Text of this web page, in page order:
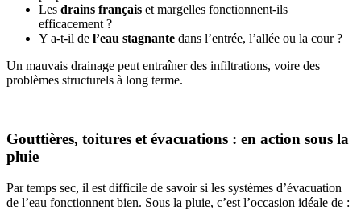
Les drains français et margelles fonctionnent-ils
efficacement ?
Y a-t-il de l’eau stagnante dans l’entrée, l’allée ou la cour ?
Un mauvais drainage peut entraîner des infiltrations, voire des
problèmes structurels à long terme.
Gouttières, toitures et évacuations : en action sous la
pluie
Par temps sec, il est difficile de savoir si les systèmes d’évacuation
de l’eau fonctionnent bien. Sous la pluie, c’est l’occasion idéale de :